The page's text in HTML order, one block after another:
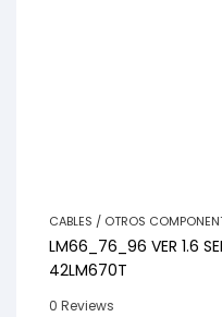
CABLES / OTROS
LM66_76_96 VER 1.6
42LM670T
0 Reviews